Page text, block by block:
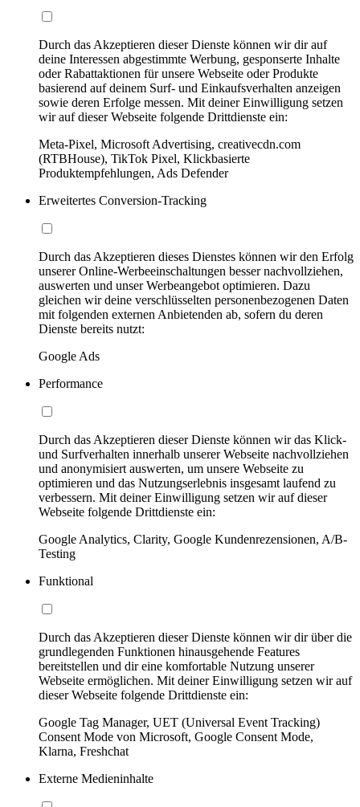
Durch das Akzeptieren dieser Dienste können wir dir auf
deine Interessen abgestimmte Werbung, gesponserte Inhalte
oder Rabattaktionen für unsere Webseite oder Produkte
basierend auf deinem Surf- und Einkaufsverhalten anzeigen
sowie deren Erfolge messen. Mit deiner Einwilligung setzen
wir auf dieser Webseite folgende Drittdienste ein:
Meta-Pixel, Microsoft Advertising, creativecdn.com
(RTBHouse), TikTok Pixel, Klickbasierte
Produktempfehlungen, Ads Defender
Erweitertes Conversion-Tracking
Durch das Akzeptieren dieses Dienstes können wir den Erfolg
unserer Online-Werbeeinschaltungen besser nachvollziehen,
auswerten und unser Werbeangebot optimieren. Dazu
gleichen wir deine verschlüsselten personenbezogenen Daten
mit folgenden externen Anbietenden ab, sofern du deren
Dienste bereits nutzt:
Google Ads
Performance
Durch das Akzeptieren dieser Dienste können wir das Klick-
und Surfverhalten innerhalb unserer Webseite nachvollziehen
und anonymisiert auswerten, um unsere Webseite zu
optimieren und das Nutzungserlebnis insgesamt laufend zu
verbessern. Mit deiner Einwilligung setzen wir auf dieser
Webseite folgende Drittdienste ein:
Google Analytics, Clarity, Google Kundenrezensionen, A/B-
Testing
Funktional
Durch das Akzeptieren dieser Dienste können wir dir über die
grundlegenden Funktionen hinausgehende Features
bereitstellen und dir eine komfortable Nutzung unserer
Webseite ermöglichen. Mit deiner Einwilligung setzen wir auf
dieser Webseite folgende Drittdienste ein:
Google Tag Manager, UET (Universal Event Tracking)
Consent Mode von Microsoft, Google Consent Mode,
Klarna, Freshchat
Externe Medieninhalte